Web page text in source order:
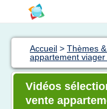
Accueil > Thèmes
appartement viager
Vidéos
vente